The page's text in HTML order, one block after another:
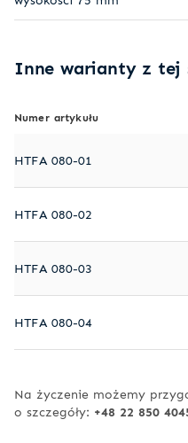
Inne warianty z tej
Numer artykułu
HTFA 080-01
HTFA 080-02
HTFA 080-03
HTFA 080-04
Na życzenie możemy
o szczegóły: +48 22 850